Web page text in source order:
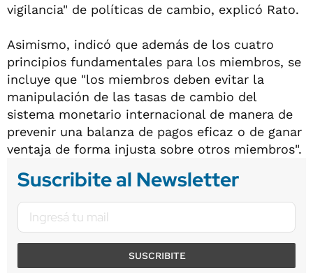
vigilancia" de políticas de cambio, explicó Rato.
Asimismo, indicó que además de los cuatro
principios fundamentales para los miembros, se
incluye que "los miembros deben evitar la
manipulación de las tasas de cambio del
sistema monetario internacional de manera de
prevenir una balanza de pagos eficaz o de ganar
ventaja de forma injusta sobre otros miembros".
Suscribite al Newsletter
SUSCRIBITE